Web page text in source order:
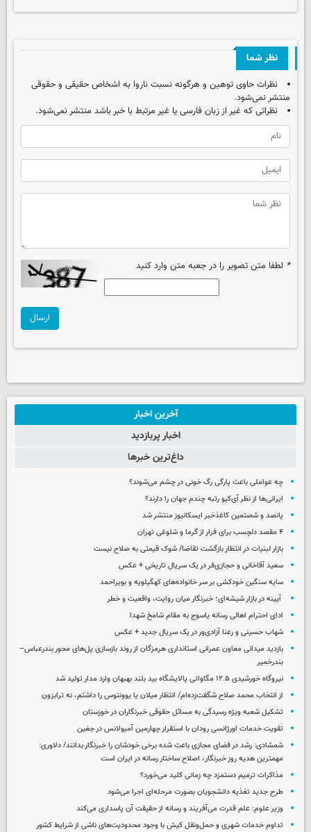
نظر شما
نظرات حاوی توهین و هرگونه نسبت ناروا به اشخاص حقیقی و حقوقی
منتشر نمی‌شود.
نظراتی که غیر از زبان فارسی یا غیر مرتبط با خبر باشد منتشر نمی‌شود.
* لطفا متن تصویر را در جعبه متن وارد کنید
ارسال
آخرین اخبار
اخبار پربازدید
داغ‌ترین خبرها
چه عواملی باعث پارگی رگ خونی در چشم می‌شوند؟
ایرانی‌ها از نظر آی‌کیو رتبه چندم جهان را دارند؟
پانصد و شصتمین کاغذخبر ایسکانیوز منتشر شد
۴ مقصد دلچسب برای فرار از گرما و شلوغی تهران
بازار لبنیات در انتظار بازگشت تقاضا/ شوک قیمتی به صلاح نیست
سعید آقاخانی و حجازی‌فر در یک سریال تاریخی + عکس
سایه سنگین خودکشی بر سر خانواده‌های کهگیلویه و بویراحمد
آیینه در بازار شیشه‌ای؛ خبرنگار میان روایت، واقعیت و خطر
ادای احترام اهالی رسانه یاسوج به مقام شامخ شهدا
شهاب حسینی و رعنا آزادی‌ور در یک سریال جدید + عکس
بازدید میدانی معاون عمرانی استانداری هرمزگان از روند بازسازی پل‌های محور بندرعباس–
بندرخمیر
نیروگاه خورشیدی ۱۲.۵ مگاواتی پالایشگاه بید بلند بهبهان وارد مدار تولید شد
از انتخاب محمد صلاح شگفت‌زده‌ام/ انتظار میلان یا یوونتوس را داشتم، نه ترابزون
تشکیل شعبه ویژه رسیدگی به مسائل حقوقی خبرنگاران در خوزستان
تقویت خدمات اورژانسی رودان با استقرار چهارمین آمبولانس در جغین
شمشادی: رشد در فضای مجازی باعث شده برخی خودشان را خبرنگار بدانند/ دلاوری:
مهمترین هدیه‌ روز خبرنگار، اصلاح ساختار رسانه در ایران است
مذاکرات ترمیم دستمزد چه زمانی کلید می‌خورد؟
طرح جدید تغذیه دانشجویان بصورت مرحله‌ای اجرا می‌شود
وزیر علوم: علم قدرت می‌آفریند و رسانه از حقیقت آن پاسداری می‌کند
تداوم خدمات شهری و حمل‌ونقل کیش با وجود محدودیت‌های ناشی از شرایط کشور